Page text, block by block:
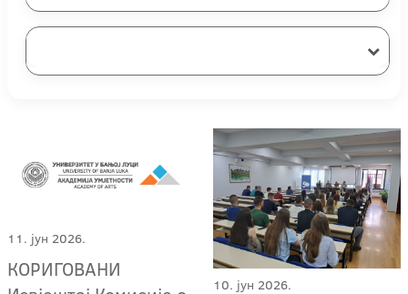
11. јун 2026.
КОРИГОВАНИ
10. јун 2026.